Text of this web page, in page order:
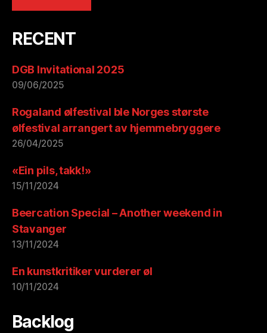
RECENT
DGB Invitational 2025
09/06/2025
Rogaland ølfestival ble Norges største
ølfestival arrangert av hjemmebryggere
26/04/2025
«Ein pils, takk!»
15/11/2024
Beercation Special – Another weekend in
Stavanger
13/11/2024
En kunstkritiker vurderer øl
10/11/2024
Backlog